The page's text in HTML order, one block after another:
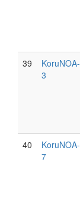
39
KoruNOA-
3
40
KoruNOA-
7